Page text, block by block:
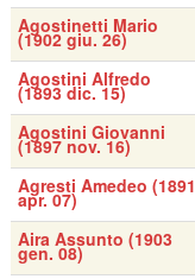
Agostinetti Mario
(1902 giu. 26)
Agostini Alfredo
(1893 dic. 15)
Agostini Giovanni
(1897 nov. 16)
Agresti Amedeo (1891
apr. 07)
Aira Assunto (1903
gen. 08)